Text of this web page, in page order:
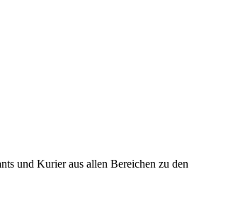
und Kurier aus allen Bereichen zu den